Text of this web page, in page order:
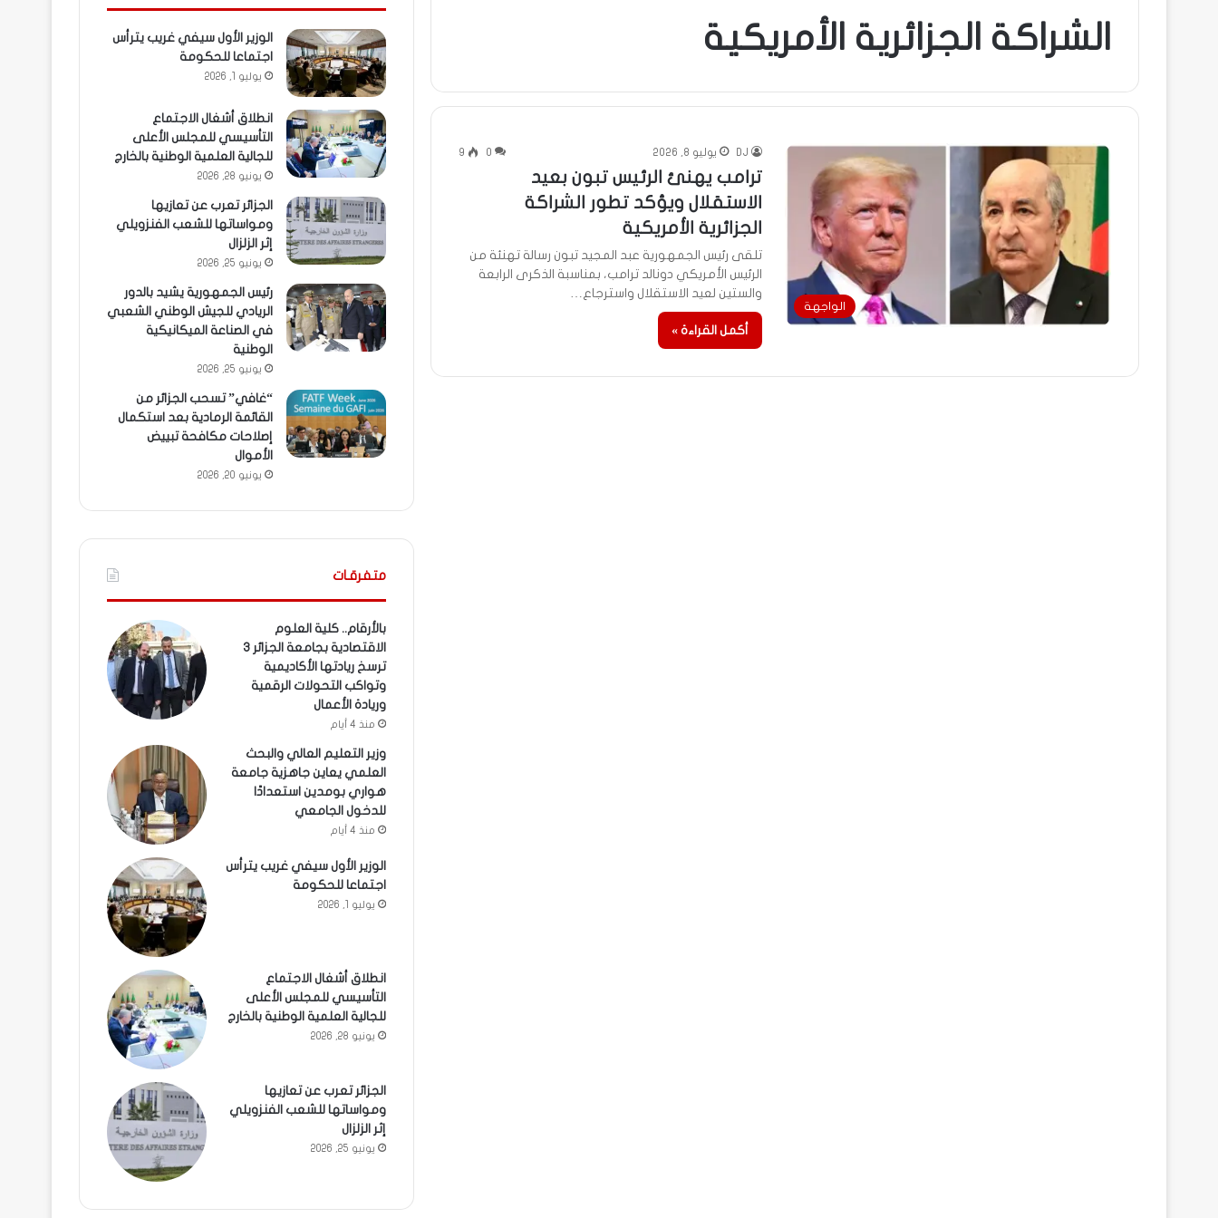
الشراكة الجزائرية الأمريكية
الواجهة
DJ يوليو 8, 2026 0
9
ترامب يهنئ الرئيس تبون بعيد
الاستقلال ويؤكد تطور الشراكة
الجزائرية الأمريكية
تلقى رئيس الجمهورية عبد المجيد تبون رسالة تهنئة من
الرئيس الأمريكي دونالد ترامب، بمناسبة الذكرى الرابعة
والستين لعيد الاستقلال واسترجاع…
أكمل القراءة »
الوزير الأول سيفي غريب يترأس
اجتماعا للحكومة
يوليو 1, 2026
انطلاق أشغال الاجتماع
التأسيسي للمجلس الأعلى
للجالية العلمية الوطنية بالخارج
يونيو 28, 2026
الجزائر تعرب عن تعازيها
ومواساتها للشعب الفنزويلي
إثر الزلزال
يونيو 25, 2026
رئيس الجمهورية يشيد بالدور
الريادي للجيش الوطني الشعبي
في الصناعة الميكانيكية
الوطنية
يونيو 25, 2026
“غافي” تسحب الجزائر من
القائمة الرمادية بعد استكمال
إصلاحات مكافحة تبييض
الأموال
يونيو 20, 2026
متفرقـات
بالأرقام.. كلية العلوم
الاقتصادية بجامعة الجزائر 3
ترسخ ريادتها الأكاديمية
وتواكب التحولات الرقمية
وريادة الأعمال
منذ 4 أيام
وزير التعليم العالي والبحث
العلمي يعاين جاهزية جامعة
هواري بومدين استعدادًا
للدخول الجامعي
منذ 4 أيام
الوزير الأول سيفي غريب يترأس
اجتماعا للحكومة
يوليو 1, 2026
انطلاق أشغال الاجتماع
التأسيسي للمجلس الأعلى
للجالية العلمية الوطنية بالخارج
يونيو 28, 2026
الجزائر تعرب عن تعازيها
ومواساتها للشعب الفنزويلي
إثر الزلزال
يونيو 25, 2026